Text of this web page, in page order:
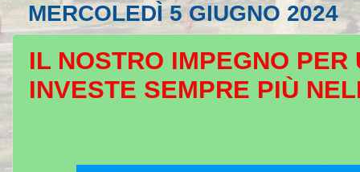
MERCOLEDÌ 5 GIUGNO 2024
IL NOSTRO IMPEGNO PER
INVESTE SEMPRE PIÙ